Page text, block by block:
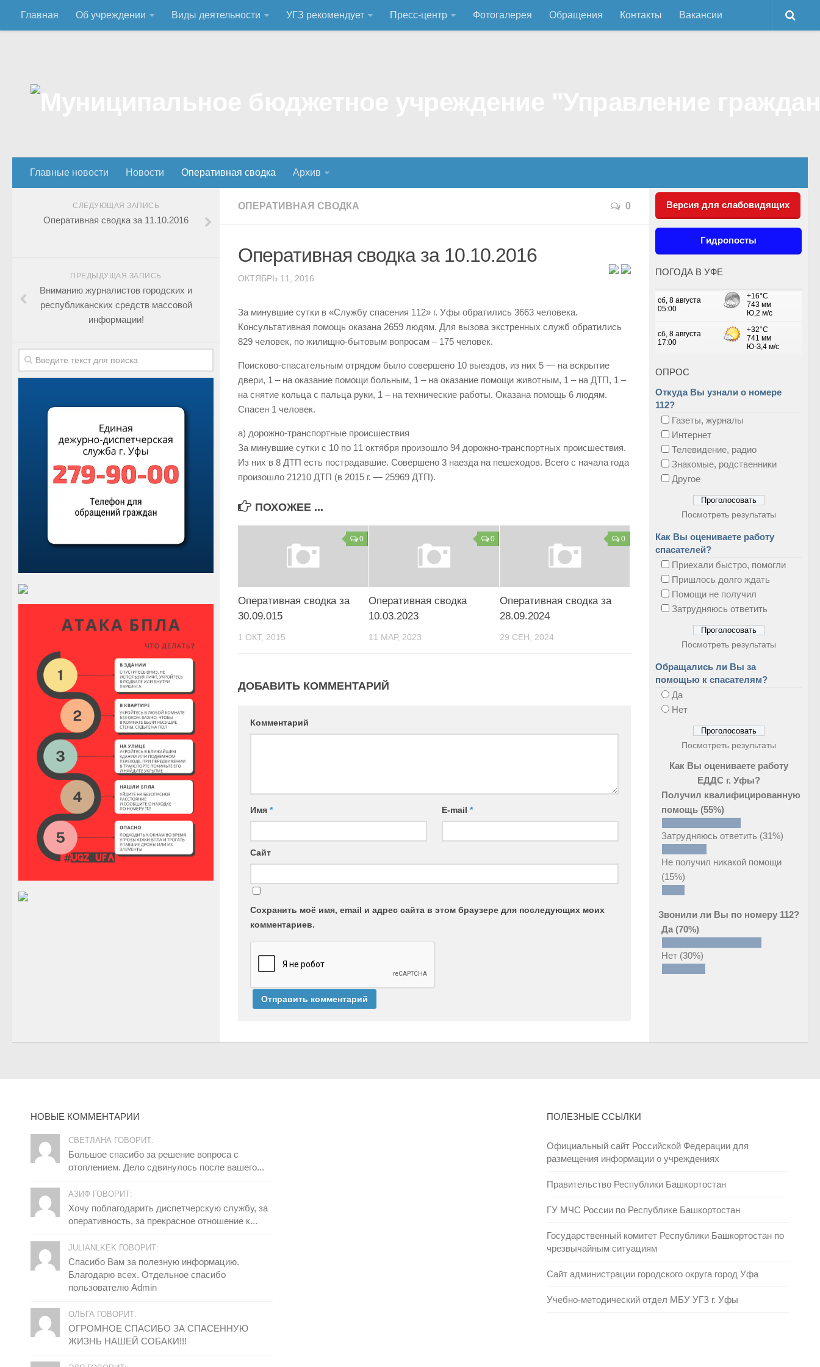
Главная Об учреждении Виды деятельности УГЗ рекомендует Пресс-центр Фотогалерея Обращения Контакты Вакансии
Главные новости Новости Оперативная сводка Архив
ОПЕРАТИВНАЯ СВОДКА 0
Оперативная сводка за 10.10.2016
ОКТЯБРЬ 11, 2016
За минувшие сутки в «Службу спасения 112» г. Уфы обратились 3663 человека.
Консультативная помощь оказана 2659 людям. Для вызова экстренных служб обратились
829 человек, по жилищно-бытовым вопросам – 175 человек.
Поисково-спасательным отрядом было совершено 10 выездов, из них 5 — на вскрытие
двери, 1 – на оказание помощи больным, 1 – на оказание помощи животным, 1 – на ДТП, 1 –
на снятие кольца с пальца руки, 1 – на технические работы. Оказана помощь 6 людям.
Спасен 1 человек.
а) дорожно-транспортные происшествия
За минувшие сутки с 10 по 11 октября произошло 94 дорожно-транспортных происшествия.
Из них в 8 ДТП есть пострадавшие. Совершено 3 наезда на пешеходов. Всего с начала года
произошло 21210 ДТП (в 2015 г. — 25969 ДТП).
ПОХОЖЕЕ ...
0
Оперативная сводка за
30.09.015
1 ОКТ, 2015
0
Оперативная сводка
10.03.2023
11 МАР, 2023
0
Оперативная сводка за
28.09.2024
29 СЕН, 2024
ДОБАВИТЬ КОММЕНТАРИЙ
Комментарий
Имя * E-mail*
Сайт
Сохранить моё имя, email и адрес сайта в этом браузере для последующих моих
комментариев.
СЛЕДУЮЩАЯ ЗАПИСЬ
Оперативная сводка за 11.10.2016
ПРЕДЫДУЩАЯ ЗАПИСЬ
Вниманию журналистов городских и
республиканских средств массовой
информации!
Версия для слабовидящих
Гидропосты
ПОГОДА В УФЕ
ОПРОС
Откуда Вы узнали о номере
112?
Газеты, журналы
Интернет
Телевидение, радио
Знакомые, родственники
Другое
Посмотреть результаты
Как Вы оцениваете работу
спасателей?
Приехали быстро, помогли
Пришлось долго ждать
Помощи не получил
Затрудняюсь ответить
Посмотреть результаты
Обращались ли Вы за
помощью к спасателям?
Да
Нет
Посмотреть результаты
Как Вы оцениваете работу
ЕДДС г. Уфы?
Получил квалифицированную
помощь (55%)
Затрудняюсь ответить (31%)
Не получил никакой помощи
(15%)
Звонили ли Вы по номеру 112?
Да (70%)
Нет (30%)
НОВЫЕ КОММЕНТАРИИ
СВЕТЛАНА ГОВОРИТ:
Большое спасибо за решение вопроса с
отоплением. Дело сдвинулось после вашего...
АЗИФ ГОВОРИТ:
Хочу поблагодарить диспетчерскую службу, за
оперативность, за прекрасное отношение к...
JULIANLKEK ГОВОРИТ:
Спасибо Вам за полезную информацию.
Благодарю всех. Отдельное спасибо
пользователю Admin
ОЛЬГА ГОВОРИТ:
ОГРОМНОЕ СПАСИБО ЗА СПАСЕННУЮ
ЖИЗНЬ НАШЕЙ СОБАКИ!!!
ПОЛЕЗНЫЕ ССЫЛКИ
Официальный сайт Российской Федерации для
размещения информации о учреждениях
Правительство Республики Башкортостан
ГУ МЧС России по Республике Башкортостан
Государственный комитет Республики Башкортостан по
чрезвычайным ситуациям
Сайт администрации городского округа город Уфа
Учебно-методический отдел МБУ УГЗ г. Уфы